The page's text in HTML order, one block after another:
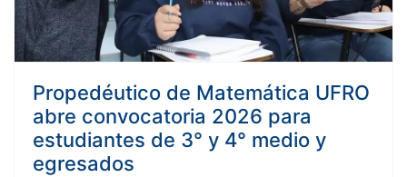
Propedéutico de Matemática UFRO
abre convocatoria 2026 para
estudiantes de 3° y 4° medio y
egresados